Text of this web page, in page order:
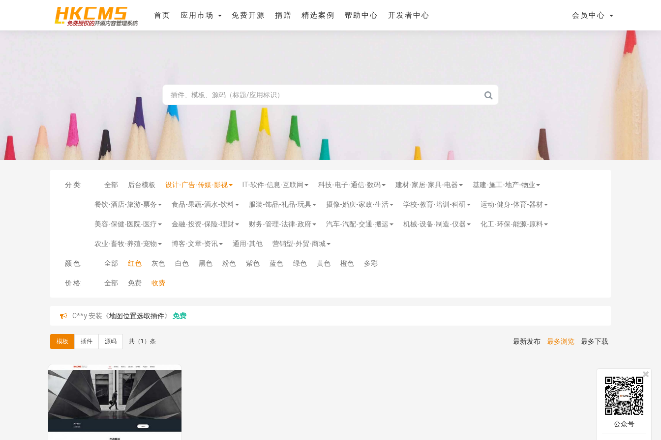
首页 应用市场 免费开源 捐赠 精选案例 帮助中心 开发者中心 会员中心
分 类: 全部 后台模板 设计-广告-传媒-影视 IT-软件-信息-互联网 科技-电子-通信-数码 建材-家居-家具-电器 基建-施工-地产-物业
餐饮-酒店-旅游-票务 食品-果蔬-酒水-饮料 服装-饰品-礼品-玩具 摄像-婚庆-家政-生活 学校-教育-培训-科研 运动-健身-体育-器材
美容-保健-医院-医疗 金融-投资-保险-理财 财务-管理-法律-政府 汽车-汽配-交通-搬运 机械-设备-制造-仪器 化工-环保-能源-原料
农业-畜牧-养殖-宠物 博客-文章-资讯 通用-其他 营销型-外贸-商城
颜 色: 全部 红色 灰色 白色 黑色 粉色 紫色 蓝色 绿色 黄色 橙色 多彩
价 格: 全部 免费 收费
C**y 安装《地图位置选取插件 》
免费
hk****08 安装《Prism代码高亮插件》
hk****08 安装《
一键生成应用
hk****08 安装《
hk****80 安装《响应式多语言企业公司简单通用模板
碧**天 安装《
文章采集插件（支持多模型）
hk****70 安装《 地图位置选取插件》
hk****70 安装《 sitemaps站点地图
hk****28 安装《Technoai科技人工智能IT服务多用途网站模板
鸾**月 安装《文件预览》￥9.90
C**y 安装《
响应式多语言白色主题通用企业站
模板 插件 源码 共（1）条 最新发布 最多浏览 最多下载
公众号